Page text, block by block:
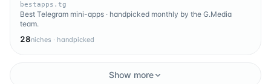
bestapps.tg
Best Telegram mini-apps · handpicked monthly by the G.Media
team.
28niches · handpicked
Show more